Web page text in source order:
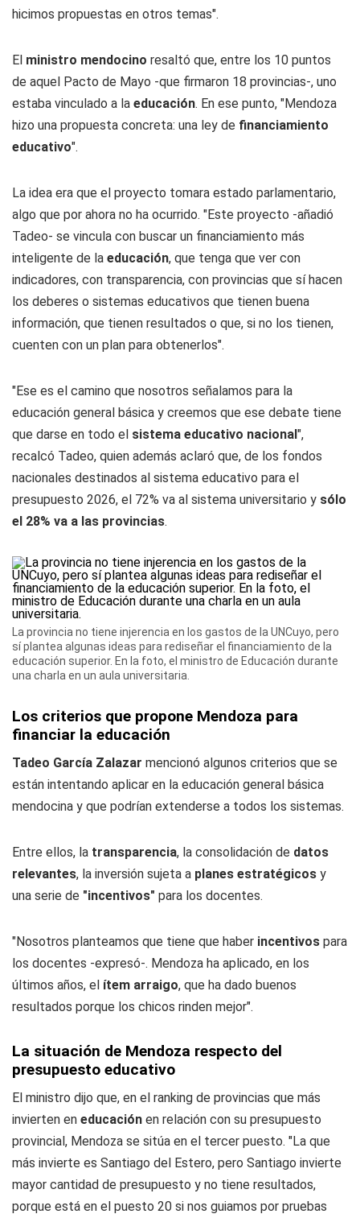
hicimos propuestas en otros temas".
El ministro mendocino resaltó que, entre los 10 puntos
de aquel Pacto de Mayo -que firmaron 18 provincias-, uno
estaba vinculado a la educación. En ese punto, "Mendoza
hizo una propuesta concreta: una ley de financiamiento
educativo".
La idea era que el proyecto tomara estado parlamentario,
algo que por ahora no ha ocurrido. "Este proyecto -añadió
Tadeo- se vincula con buscar un financiamiento más
inteligente de la educación, que tenga que ver con
indicadores, con transparencia, con provincias que sí hacen
los deberes o sistemas educativos que tienen buena
información, que tienen resultados o que, si no los tienen,
cuenten con un plan para obtenerlos".
"Ese es el camino que nosotros señalamos para la
educación general básica y creemos que ese debate tiene
que darse en todo el sistema educativo nacional",
recalcó Tadeo, quien además aclaró que, de los fondos
nacionales destinados al sistema educativo para el
presupuesto 2026, el 72% va al sistema universitario y sólo
el 28% va a las provincias.
La provincia no tiene injerencia en los gastos de la UNCuyo, pero
sí plantea algunas ideas para rediseñar el financiamiento de la
educación superior. En la foto, el ministro de Educación durante
una charla en un aula universitaria.
Los criterios que propone Mendoza para
financiar la educación
Tadeo García Zalazar mencionó algunos criterios que se
están intentando aplicar en la educación general básica
mendocina y que podrían extenderse a todos los sistemas.
Entre ellos, la transparencia, la consolidación de datos
relevantes, la inversión sujeta a planes estratégicos y
una serie de "incentivos" para los docentes.
"Nosotros planteamos que tiene que haber incentivos para
los docentes -expresó-. Mendoza ha aplicado, en los
últimos años, el ítem arraigo, que ha dado buenos
resultados porque los chicos rinden mejor".
La situación de Mendoza respecto del
presupuesto educativo
El ministro dijo que, en el ranking de provincias que más
invierten en educación en relación con su presupuesto
provincial, Mendoza se sitúa en el tercer puesto. "La que
más invierte es Santiago del Estero, pero Santiago invierte
mayor cantidad de presupuesto y no tiene resultados,
porque está en el puesto 20 si nos guiamos por pruebas